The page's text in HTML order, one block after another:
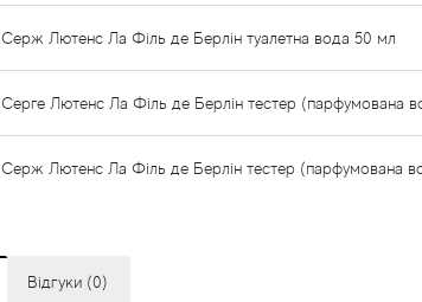
Серж Лютенс Ла Філь де Берлін туалетна вода 50 мл
Серге Лютенс Ла Філь де Берлін тестер (парфумована
Серж Лютенс Ла Філь де Берлін тестер (парфумована
Відгуки (0)